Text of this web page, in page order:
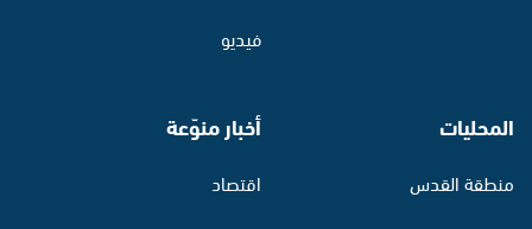
فيديو
المحليات
منطقة القدس
أخبار منوّعة
اقتصاد